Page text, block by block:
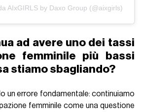
AIxGIRLS by Daxo Group (@aixgirls)
ad avere uno dei tassi
femminile più bassi
stiamo sbagliando?
un errore fondamentale: continuiamo
femminile come una questione